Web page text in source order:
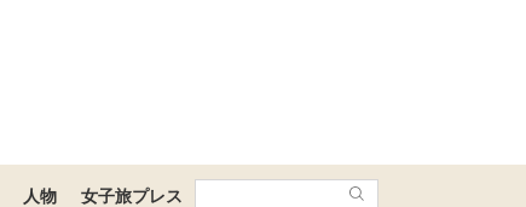
人物 女子旅プレス